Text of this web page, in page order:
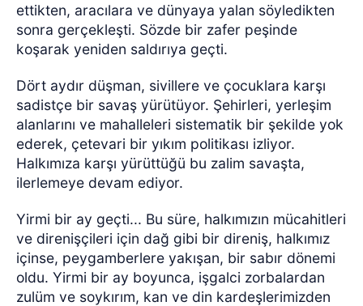
ettikten, aracılara ve dünyaya yalan söyledikten
sonra gerçekleşti. Sözde bir zafer peşinde
koşarak yeniden saldırıya geçti.
Dört aydır düşman, sivillere ve çocuklara karşı
sadistçe bir savaş yürütüyor. Şehirleri, yerleşim
alanlarını ve mahalleleri sistematik bir şekilde yok
ederek, çetevari bir yıkım politikası izliyor.
Halkımıza karşı yürüttüğü bu zalim savaşta,
ilerlemeye devam ediyor.
Yirmi bir ay geçti... Bu süre, halkımızın mücahitleri
ve direnişçileri için dağ gibi bir direniş, halkımız
içinse, peygamberlere yakışan, bir sabır dönemi
oldu. Yirmi bir ay boyunca, işgalci zorbalardan
zulüm ve soykırım, kan ve din kardeşlerimizden